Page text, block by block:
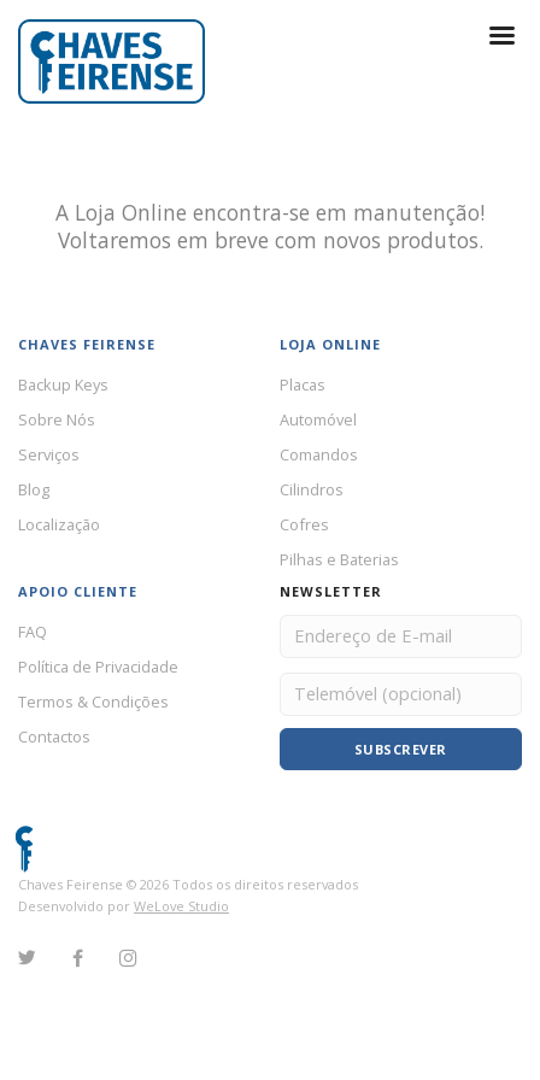
A Loja Online encontra-se em manutenção!
Voltaremos em breve com novos produtos.
CHAVES FEIRENSE
Backup Keys
Sobre Nós
Serviços
Blog
Localização
LOJA ONLINE
Placas
Automóvel
Comandos
Cilindros
Cofres
Pilhas e Baterias
APOIO CLIENTE
FAQ
Política de Privacidade
Termos & Condições
Contactos
NEWSLETTER
SUBSCREVER
Chaves Feirense © 2026 Todos os direitos reservados
Desenvolvido por WeLove Studio